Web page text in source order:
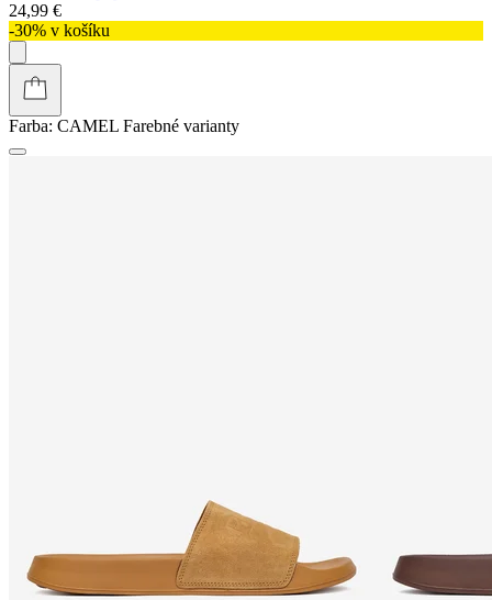
24,99 €
-30% v košíku
Farba: CAMEL Farebné varianty